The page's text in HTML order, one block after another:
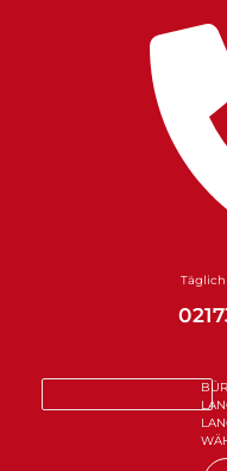
Täglich